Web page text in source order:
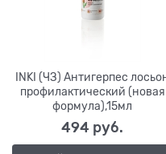
INKI (ЧЗ) Антигерпес
профилактический (новая
формула),15мл
494 руб.